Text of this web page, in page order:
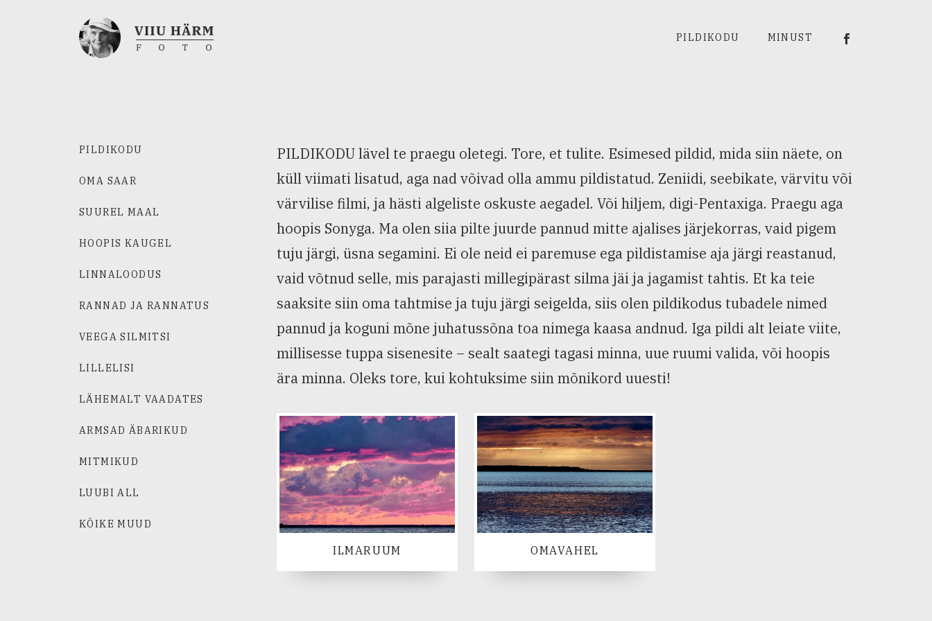
PILDIKODU MINUST Viiu Härm
PILDIKODU
OMA SAAR
SUUREL MAAL
HOOPIS KAUGEL
LINNALOODUS
RANNAD JA RANNATUS
VEEGA SILMITSI
LILLELISI
LÄHEMALT VAADATES
ARMSAD ÄBARIKUD
MITMIKUD
LUUBI ALL
KÕIKE MUUD
PILDIKODU lävel te praegu oletegi. Tore, et tulite. Esimesed pildid, mida siin näete, on
küll viimati lisatud, aga nad võivad olla ammu pildistatud. Zeniidi, seebikate, värvitu või
värvilise filmi, ja hästi algeliste oskuste aegadel. Või hiljem, digi-Pentaxiga. Praegu aga
hoopis Sonyga. Ma olen siia pilte juurde pannud mitte ajalises järjekorras, vaid pigem
tuju järgi, üsna segamini. Ei ole neid ei paremuse ega pildistamise aja järgi reastanud,
vaid võtnud selle, mis parajasti millegipärast silma jäi ja jagamist tahtis. Et ka teie
saaksite siin oma tahtmise ja tuju järgi seigelda, siis olen pildikodus tubadele nimed
pannud ja koguni mõne juhatussõna toa nimega kaasa andnud. Iga pildi alt leiate viite,
millisesse tuppa sisenesite – sealt saategi tagasi minna, uue ruumi valida, või hoopis
ära minna. Oleks tore, kui kohtuksime siin mõnikord uuesti!
ILMARUUM OMAVAHEL